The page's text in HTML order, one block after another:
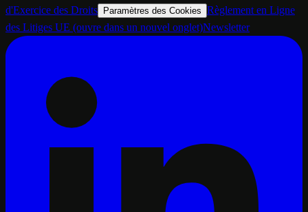
d'Exercice des Droits
Paramètres des Cookies Règlement en Ligne
des Litiges UE (ouvre dans un nouvel onglet)Newsletter